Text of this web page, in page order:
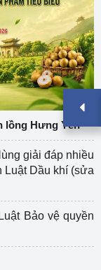
lồng Hưng Yên
giải đáp nhiều
Luật Dầu khí (sửa
Bảo vệ quyền